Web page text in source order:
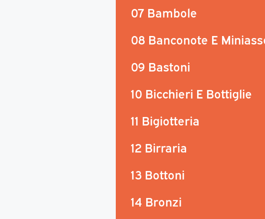
07 Bambole
08 Banconote E
09 Bastoni
10 Bicchieri E Bottiglie
11 Bigiotteria
12 Birraria
13 Bottoni
14 Bronzi